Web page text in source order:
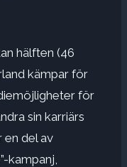
hälften (46
kämpar för
för
sin karriärs
en del av
kampanj,